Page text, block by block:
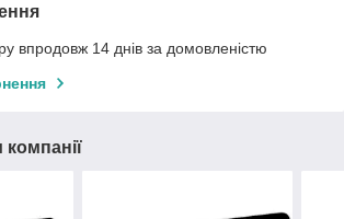
впродовж 14 днів за домовленістю
компанії